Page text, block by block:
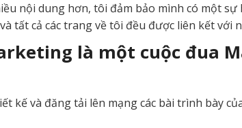
nội dung hơn, tôi đảm bảo mình có một
tất cả các trang về tôi đều được liên kết với
là một cuộc đua
kế và đăng tải lên mạng các bài trình bày